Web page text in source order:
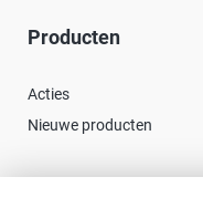
Producten
Acties
Nieuwe producten